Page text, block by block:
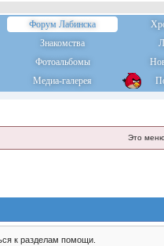
Форум Лабинска
Знакомства
Фотоальбомы
Медиа-галерея
Это
к разделам помощи.